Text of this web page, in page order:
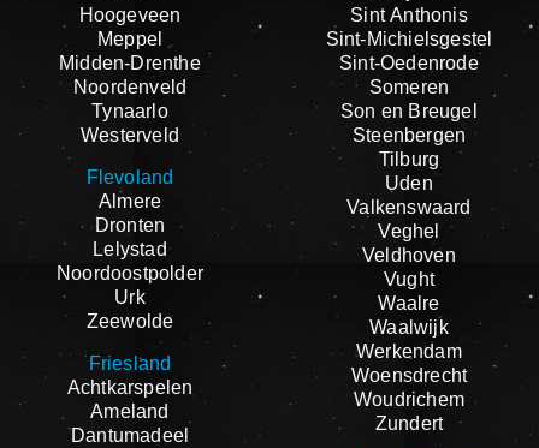
Hoogeveen
Meppel
Midden-Drenthe
Noordenveld
Tynaarlo
Westerveld
Flevoland
Almere
Dronten
Lelystad
Noordoostpolder
Urk
Zeewolde
Friesland
Achtkarspelen
Ameland
Dantumadeel
Sint Anthonis
Sint-Michielsgestel
Sint-Oedenrode
Someren
Son en Breugel
Steenbergen
Tilburg
Uden
Valkenswaard
Veghel
Veldhoven
Vught
Waalre
Waalwijk
Werkendam
Woensdrecht
Woudrichem
Zundert